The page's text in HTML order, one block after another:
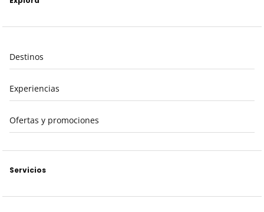
Destinos
Experiencias
Ofertas y promociones
Servicios